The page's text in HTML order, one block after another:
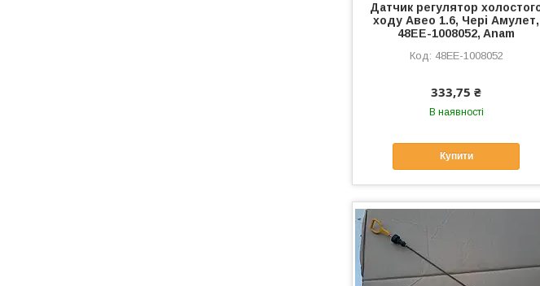
Датчик регулятор
ходу Авео 1.6, Чері Амулет,
48EE-1008052, Anam
48EE-1008052
333,75 ₴
В наявності
Купити